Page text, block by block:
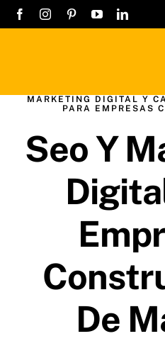
Saltar
MARKETING DIGITAL Y
PARA EMPRESAS
Seo Y
De